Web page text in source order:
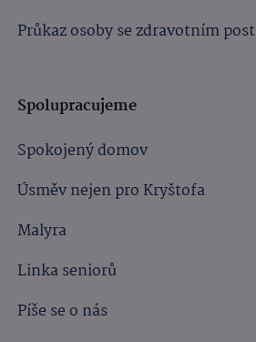
Průkaz osoby se zdravotním
Spolupracujeme
Spokojený domov
Úsměv nejen pro Kryštofa
Malyra
Linka seniorů
Píše se o nás